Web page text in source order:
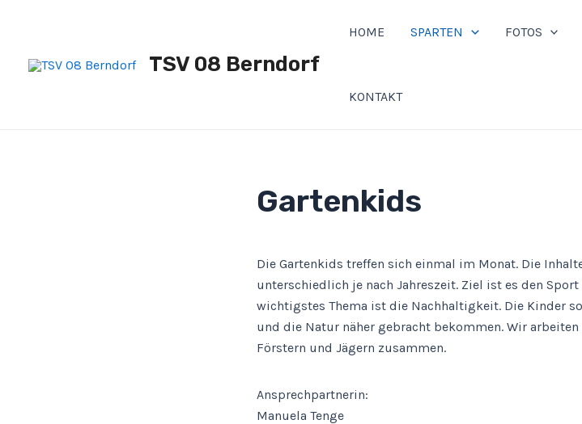
TSV 08 Berndorf
HOME SPARTEN FOTOS
KONTAKT
Gartenkids
Die Gartenkids treffen sich einmal im Monat. Die
unterschiedlich je nach Jahreszeit. Ziel ist es den
wichtigstes Thema ist die Nachhaltigkeit. Die Kinder
und die Natur näher gebracht bekommen. Wir
Förstern und Jägern zusammen.
Ansprechpartnerin:
Manuela Tenge